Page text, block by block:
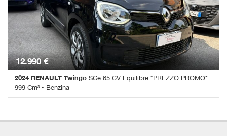
Immobilizzatore elettronico • Isofix • Limitatore di velocità •
Sensore di luce • Sensore di pioggia • Sensori di parcheggio
posteriori • Servosterzo • Touch screen • Vivavoce • Volante
multifunzione
12.990 €
2024 RENAULT Twingo SCe 65 CV Equilibre *PREZZO PROMO*
999 Cm³ • Benzina
CarPlay • Autoradio • Autoradio digitale • Bluetooth • Chiusura